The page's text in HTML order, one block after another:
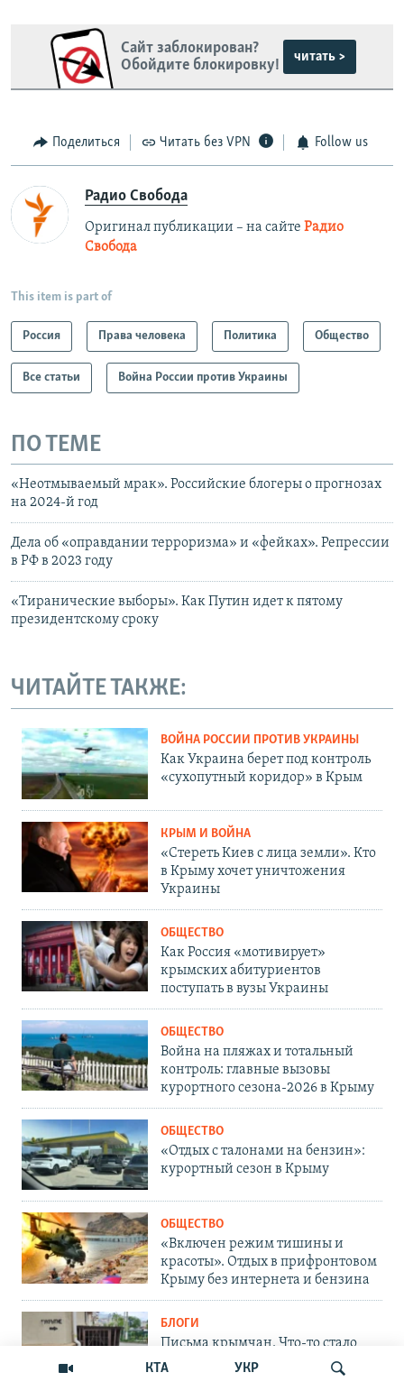
КТА УКР
Сайт заблокирован?
Обойдите блокировку!
читать >
Поделиться Читать без VPN Follow us
Радио Свобода
Оригинал публикации – на сайте Радио
Свобода
This item is part of
Россия Права человека Политика Общество
Все статьи Война России против Украины
ПО ТЕМЕ
«Неотмываемый мрак». Российские блогеры о прогнозах
на 2024-й год
Дела об «оправдании терроризма» и «фейках». Репрессии
в РФ в 2023 году
«Тиранические выборы». Как Путин идет к пятому
президентскому сроку
ЧИТАЙТЕ ТАКЖЕ:
ВОЙНА РОССИИ ПРОТИВ УКРАИНЫ
Как Украина берет под контроль
«сухопутный коридор» в Крым
КРЫМ И ВОЙНА
«Стереть Киев с лица земли». Кто
в Крыму хочет уничтожения
Украины
ОБЩЕСТВО
Как Россия «мотивирует»
крымских абитуриентов
поступать в вузы Украины
ОБЩЕСТВО
Война на пляжах и тотальный
контроль: главные вызовы
курортного сезона-2026 в Крыму
ОБЩЕСТВО
«Отдых с талонами на бензин»:
курортный сезон в Крыму
ОБЩЕСТВО
«Включен режим тишины и
красоты». Отдых в прифронтовом
Крыму без интернета и бензина
БЛОГИ
Письма крымчан. Что-то стало
меняться в Крыму: где же теперь